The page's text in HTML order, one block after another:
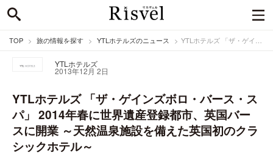
TOP 旅の情報を探す YTLホテルズのニュース YTLホテルズ 「ザ・ゲインズボロ・バース・スパ」 2014年春に世界遺産登録都市、英国バースに開業 ～天然温泉施設を備えた英国初のクラシックホテル～
YTLホテルズ
2013年12月 2日
YTLホテルズ 「ザ・ゲインズボロ・バース・ス
パ」 2014年春に世界遺産登録都市、英国バー
スに開業 ～天然温泉施設を備えた英国初のクラ
シックホテル～